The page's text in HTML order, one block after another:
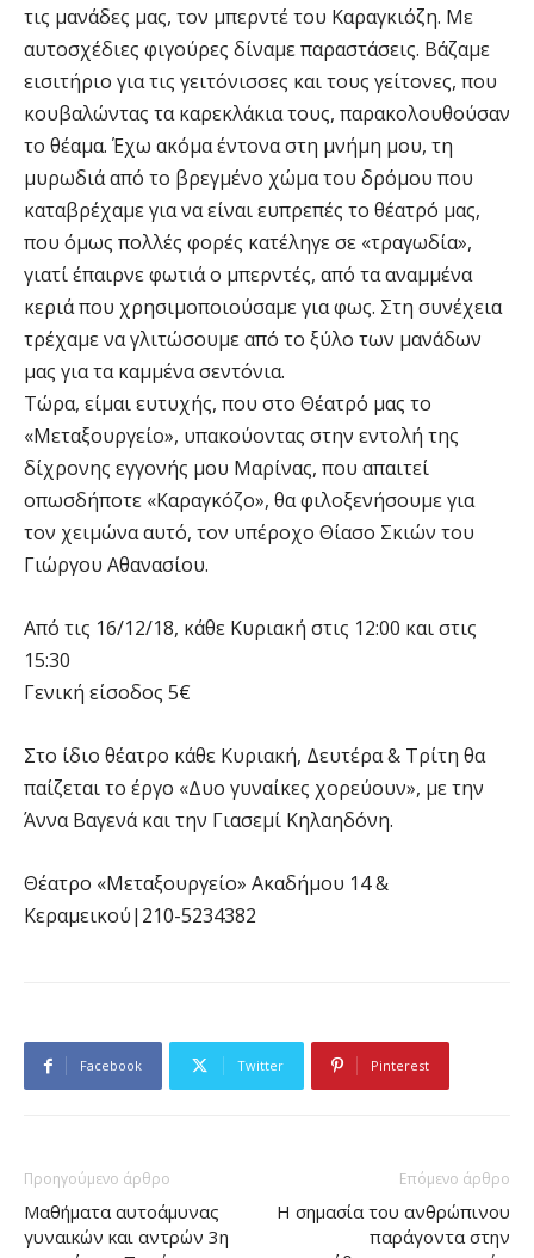
τις μανάδες μας, τον μπερντέ του Καραγκιόζη. Με
αυτοσχέδιες φιγούρες δίναμε παραστάσεις. Βάζαμε
εισιτήριο για τις γειτόνισσες και τους γείτονες, που
κουβαλώντας τα καρεκλάκια τους, παρακολουθούσαν
το θέαμα. Έχω ακόμα έντονα στη μνήμη μου, τη
μυρωδιά από το βρεγμένο χώμα του δρόμου που
καταβρέχαμε για να είναι ευπρεπές το θέατρό μας,
που όμως πολλές φορές κατέληγε σε «τραγωδία»,
γιατί έπαιρνε φωτιά ο μπερντές, από τα αναμμένα
κεριά που χρησιμοποιούσαμε για φως. Στη συνέχεια
τρέχαμε να γλιτώσουμε από το ξύλο των μανάδων
μας για τα καμμένα σεντόνια.
Τώρα, είμαι ευτυχής, που στο Θέατρό μας το
«Μεταξουργείο», υπακούοντας στην εντολή της
δίχρονης εγγονής μου Μαρίνας, που απαιτεί
οπωσδήποτε «Καραγκόζο», θα φιλοξενήσουμε για
τον χειμώνα αυτό, τον υπέροχο Θίασο Σκιών του
Γιώργου Αθανασίου.
Από τις 16/12/18, κάθε Κυριακή στις 12:00 και στις
15:30
Γενική είσοδος 5€
Στο ίδιο θέατρο κάθε Κυριακή, Δευτέρα & Τρίτη θα
παίζεται το έργο «Δυο γυναίκες χορεύουν», με την
Άννα Βαγενά και την Γιασεμί Κηλαηδόνη.
Θέατρο «Μεταξουργείο» Ακαδήμου 14 &
Κεραμεικού|210-5234382
Facebook Twitter Pinterest
Προηγούμενο άρθρο
Μαθήματα αυτοάμυνας
γυναικών και αντρών 3η
Επόμενο άρθρο
Η σημασία του ανθρώπινου
παράγοντα στην